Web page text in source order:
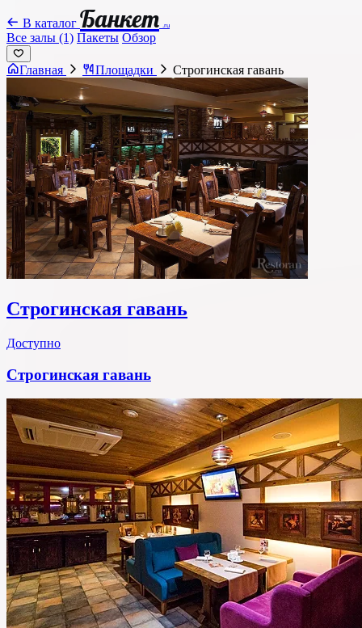
В каталог Банкет .ru
Все залы (1) Пакеты Обзор
Главная Площадки Строгинская гавань
Строгинская гавань
Доступно
Строгинская гавань